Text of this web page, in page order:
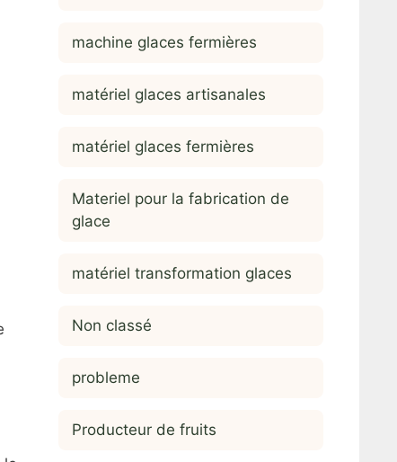
machine glaces fermières
matériel glaces artisanales
matériel glaces fermières
Materiel pour la fabrication de
glace
matériel transformation glaces
Non classé
probleme
Producteur de fruits